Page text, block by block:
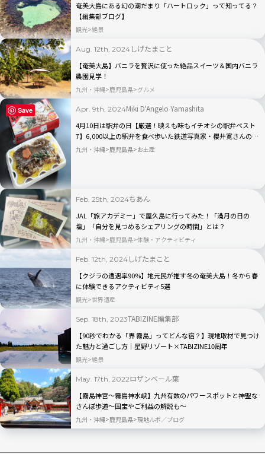
奄美大島にある幻の潮だまり「ハートロック」って知ってる？
【編集部ブログ】
観光 絶景
Aug. 12th, 2024 しげたまこと
【奄美大島】バニラを贅沢に使った絶品スイーツ＆国内バニラ
農園見学！
九州・沖縄 鹿児島県 グルメ
Apr. 9th, 2024Miki D'Angelo Yamashita
4月10日は駅弁の日【厳選！映えも味もイチオシの駅弁ベスト
7】6,000以上の駅弁を食べ歩いた鉄道写真家・櫻井寛さんのお
すすめランキング
九州・沖縄 鹿児島県 お土産
Feb. 25th, 2024ちあん
JAL「旅アカデミー」で屋久島に行ってみた！「満月の日の
塩」「自分を見つめるシェアリングの時間」とは？
九州・沖縄 鹿児島県 体験・アクティビティ
Feb. 12th, 2024 しげたまこと
【クジラの遭遇率90%】地元民が推す冬の奄美大島！冬から春
に体験できるアクティビティ5選
観光 世界遺産
Sep. 18th, 2023TABIZINE編集部
【90秒でわかる「界 霧島」ってどんな宿？】現地取材で見つけ
た魅力と過ごし方｜星野リゾート×TABIZINE10周年
観光 絶景
May. 17th, 2022ロザンベール葉
【霧島神宮～霧島神水峡】九州有数のパワースポットと神聖な
さんぽ歩道～国宝やご利益の解説も～
九州・沖縄 鹿児島県 現地ルポ／ブログ
Save